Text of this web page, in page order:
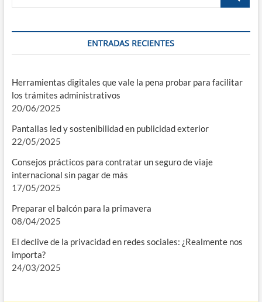
ENTRADAS RECIENTES
Herramientas digitales que vale la pena probar para facilitar
los trámites administrativos
20/06/2025
Pantallas led y sostenibilidad en publicidad exterior
22/05/2025
Consejos prácticos para contratar un seguro de viaje
internacional sin pagar de más
17/05/2025
Preparar el balcón para la primavera
08/04/2025
El declive de la privacidad en redes sociales: ¿Realmente nos
importa?
24/03/2025